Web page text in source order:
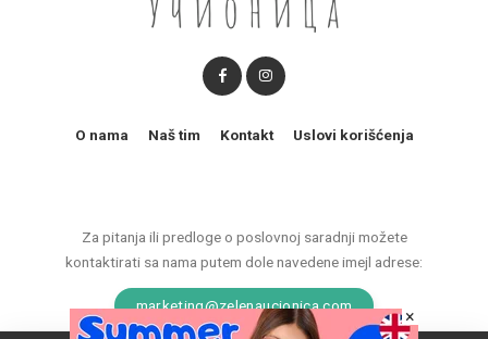
Za pitanja ili predloge o poslovnoj saradnji možete
kontaktirati sa nama putem dole navedene imejl adrese:
marketing@zelenaucionica.com
O nama Naš tim Kontakt Uslovi korišćenja
×